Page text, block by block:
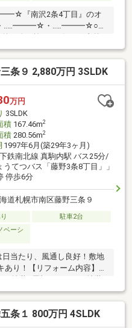
『南沢2条4丁目』のオ
・‥…━━━☆・‥…━━━☆○自
○バーベキューやドッグラ
家族分や来客時にも対応可
）○全居室収納のほか、タイ
落ち着いた住空間が確保で
条９ 2,880万円 3SLDK
万円
3SLDK
積167.46m2
積280.56m2
1997年6月(築29年3ヶ月)
鉄南北線 真駒内駅 バス25分/
うてつバス「藤野3条8丁目」」
停歩6分
道札幌市南区藤野三条９
駐車2台
ベーシ
当たり、風通し良好！敷地
り！【リフォーム内容】２
階段）交換 ●リビングダイ
トイレCF貼替●クロス張
〉新品交換○キッチン○洗
ユニットバス○給湯器（灯
条１ 800万円 4SLDK